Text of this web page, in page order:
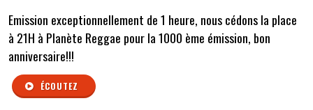
Emission exceptionnellement de 1 heure, nous cédons la place
à 21H à Planète Reggae pour la 1000 ème émission, bon
anniversaire!!!
ÉCOUTEZ